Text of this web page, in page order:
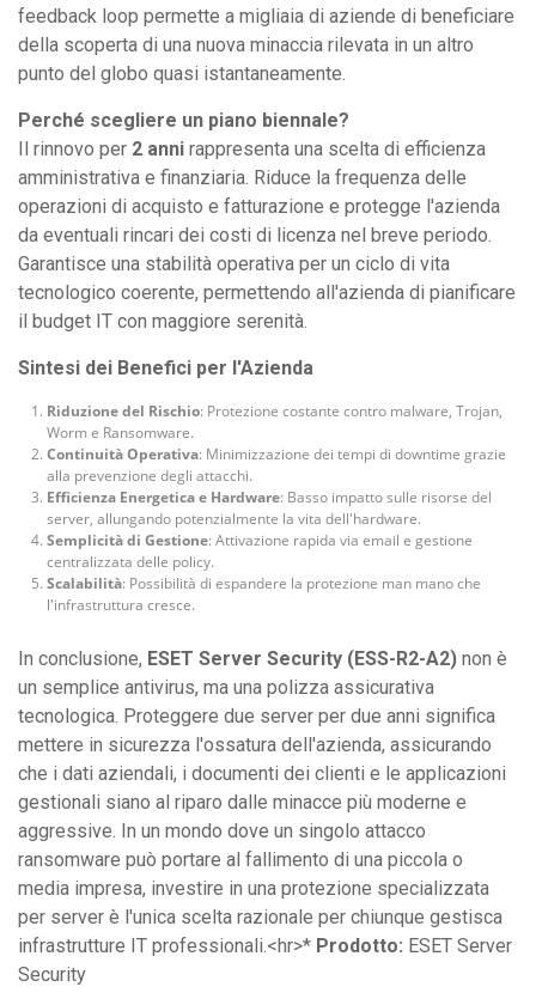
feedback loop permette a migliaia di aziende di beneficiare
della scoperta di una nuova minaccia rilevata in un altro
punto del globo quasi istantaneamente.
Perché scegliere un piano biennale?
Il rinnovo per 2 anni rappresenta una scelta di efficienza
amministrativa e finanziaria. Riduce la frequenza delle
operazioni di acquisto e fatturazione e protegge l'azienda
da eventuali rincari dei costi di licenza nel breve periodo.
Garantisce una stabilità operativa per un ciclo di vita
tecnologico coerente, permettendo all'azienda di pianificare
il budget IT con maggiore serenità.
Sintesi dei Benefici per l'Azienda
Riduzione del Rischio: Protezione costante contro malware, Trojan,
Worm e Ransomware.
Continuità Operativa: Minimizzazione dei tempi di downtime grazie
alla prevenzione degli attacchi.
Efficienza Energetica e Hardware: Basso impatto sulle risorse del
server, allungando potenzialmente la vita dell'hardware.
Semplicità di Gestione: Attivazione rapida via email e gestione
centralizzata delle policy.
Scalabilità: Possibilità di espandere la protezione man mano che
l'infrastruttura cresce.
In conclusione, ESET Server Security (ESS-R2-A2) non è
un semplice antivirus, ma una polizza assicurativa
tecnologica. Proteggere due server per due anni significa
mettere in sicurezza l'ossatura dell'azienda, assicurando
che i dati aziendali, i documenti dei clienti e le applicazioni
gestionali siano al riparo dalle minacce più moderne e
aggressive. In un mondo dove un singolo attacco
ransomware può portare al fallimento di una piccola o
media impresa, investire in una protezione specializzata
per server è l'unica scelta razionale per chiunque gestisca
infrastrutture IT professionali.<hr>* Prodotto: ESET Server
Security